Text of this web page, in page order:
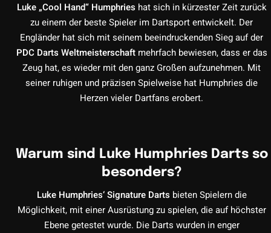
Luke „Cool Hand“ Humphries hat sich in kürzester Zeit zurück
zu einem der beste Spieler im Dartsport entwickelt. Der
Engländer hat sich mit seinem beeindruckenden Sieg auf der
PDC Darts Weltmeisterschaftmehrfach bewiesen, dass er das
Zeug hat, es wieder mit den ganz Großen aufzunehmen. Mit
seiner ruhigen und präzisen Spielweise hat Humphries die
Herzen vieler Dartfans erobert.
Warum sind Luke Humphries Darts so
besonders?
Luke Humphries‘ Signature Darts bieten Spielern die
Möglichkeit, mit einer Ausrüstung zu spielen, die auf höchster
Ebene getestet wurde. Die Darts wurden in enger